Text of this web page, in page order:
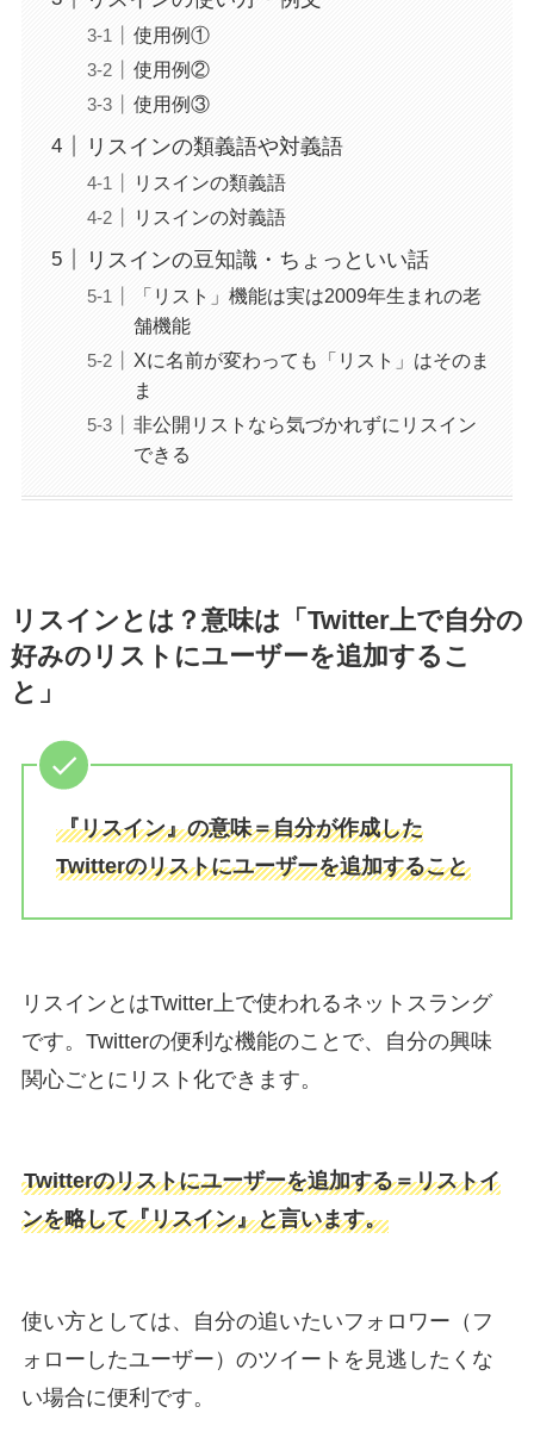
使用例①
使用例②
使用例③
リスインの類義語や対義語
リスインの類義語
リスインの対義語
リスインの豆知識・ちょっといい話
「リスト」機能は実は2009年生まれの老
舗機能
Xに名前が変わっても「リスト」はそのま
ま
非公開リストなら気づかれずにリスイン
できる
リスインとは？意味は「Twitter上で自分の
好みのリストにユーザーを追加するこ
と」
『リスイン』の意味＝自分が作成した
Twitterのリストにユーザーを追加すること
リスインとはTwitter上で使われるネットスラング
です。Twitterの便利な機能のことで、自分の興味
関心ごとにリスト化できます。
Twitterのリストにユーザーを追加する＝リストイ
ンを略して『リスイン』と言います。
使い方としては、自分の追いたいフォロワー（フ
ォローしたユーザー）のツイートを見逃したくな
い場合に便利です。